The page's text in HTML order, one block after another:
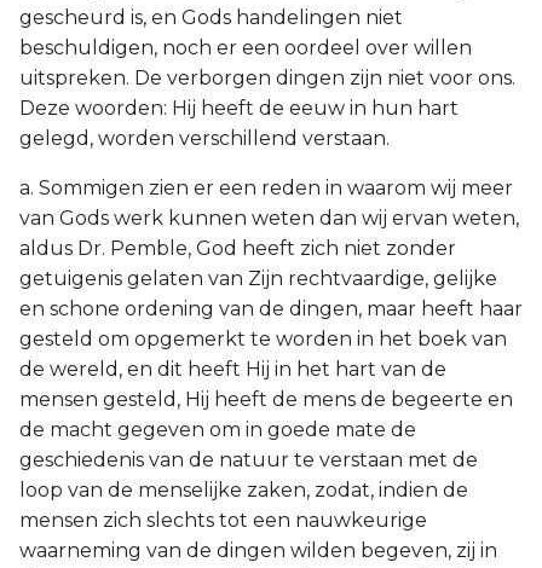
gescheurd is, en Gods handelingen niet
beschuldigen, noch er een oordeel over willen
uitspreken. De verborgen dingen zijn niet voor ons.
Deze woorden: Hij heeft de eeuw in hun hart
gelegd, worden verschillend verstaan.
a. Sommigen zien er een reden in waarom wij meer
van Gods werk kunnen weten dan wij ervan weten,
aldus Dr. Pemble, God heeft zich niet zonder
getuigenis gelaten van Zijn rechtvaardige, gelijke
en schone ordening van de dingen, maar heeft haar
gesteld om opgemerkt te worden in het boek van
de wereld, en dit heeft Hij in het hart van de
mensen gesteld, Hij heeft de mens de begeerte en
de macht gegeven om in goede mate de
geschiedenis van de natuur te verstaan met de
loop van de menselijke zaken, zodat, indien de
mensen zich slechts tot een nauwkeurige
waarneming van de dingen wilden begeven, zij in